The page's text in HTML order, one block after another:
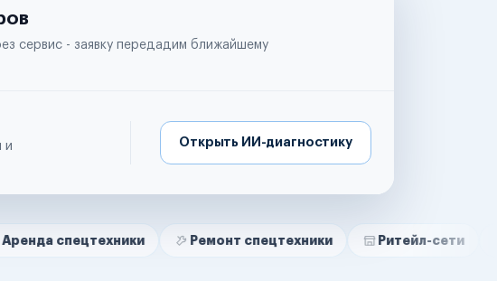
сервис - заявку передадим ближайшему
и
Открыть ИИ-диагностику
Ремонт спецтехники Ритейл-сети